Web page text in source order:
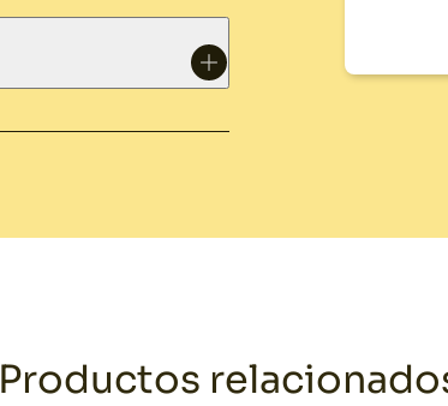
Productos